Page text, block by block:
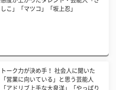
しこ」「マツコ」「坂上忍」
トーク力が決め手！ 社会人に聞いた
「営業に向いている」と思う芸能人
「アドリブ上手な大泉洋」「やっぱり